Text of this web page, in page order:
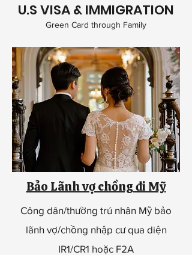
U.S VISA & IMMIGRATION
Green Card through Family
Bảo Lãnh vợ chồng đi Mỹ
Công dân/thường trú nhân Mỹ bảo
lãnh vợ/chồng nhập cư qua diện
IR1/CR1 hoặc F2A